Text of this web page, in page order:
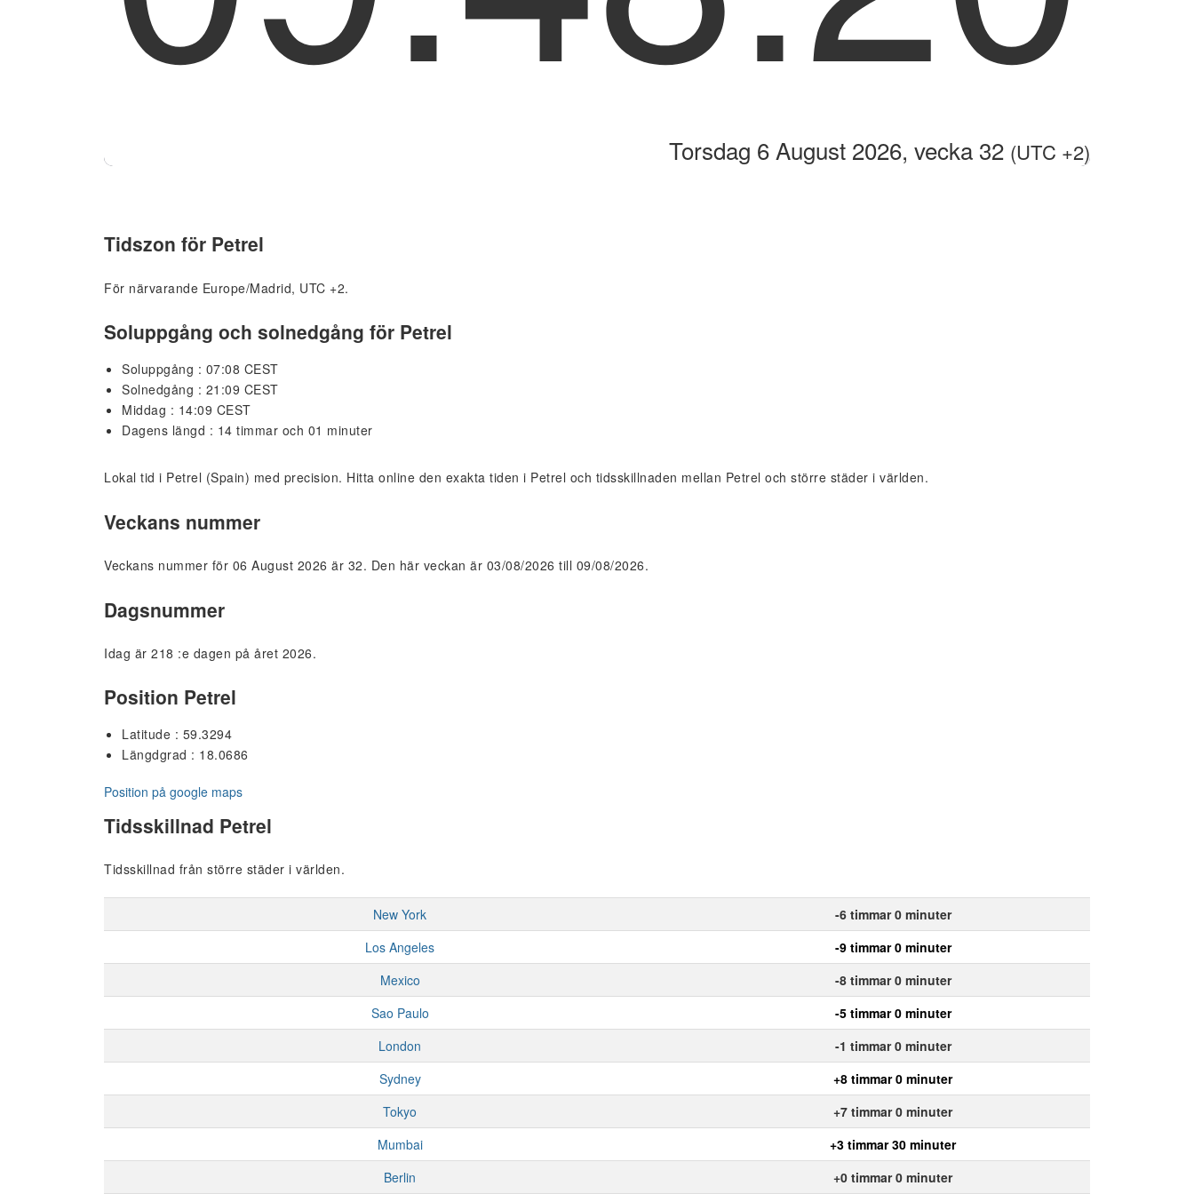
Torsdag 6 August 2026, vecka 32 (UTC +2)
Tidszon för Petrel
För närvarande Europe/Madrid, UTC +2.
Soluppgång och solnedgång för Petrel
Soluppgång : 07:08 CEST
Solnedgång : 21:09 CEST
Middag : 14:09 CEST
Dagens längd : 14 timmar och 01 minuter
Lokal tid i Petrel (Spain) med precision. Hitta online den exakta tiden i Petrel och tidsskillnaden mellan Petrel och större städer i världen.
Veckans nummer
Veckans nummer för 06 August 2026 är 32. Den här veckan är 03/08/2026 till 09/08/2026.
Dagsnummer
Idag är 218 :e dagen på året 2026.
Position Petrel
Latitude : 59.3294
Längdgrad : 18.0686
Position på google maps
Tidsskillnad Petrel
Tidsskillnad från större städer i världen.
New York
-6 timmar 0 minuter
Los Angeles
-9 timmar 0 minuter
Mexico
-8 timmar 0 minuter
Sao Paulo
-5 timmar 0 minuter
London
-1 timmar 0 minuter
Sydney
+8 timmar 0 minuter
Tokyo
+7 timmar 0 minuter
Mumbai
+3 timmar 30 minuter
Berlin
+0 timmar 0 minuter